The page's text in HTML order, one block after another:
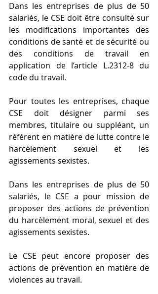
Dans les entreprises de plus de 50
salariés, le CSE doit être consulté sur
les modifications importantes des
conditions de santé et de sécurité ou
des conditions de travail en
application de l’article L.2312-8 du
code du travail.
Pour toutes les entreprises, chaque
CSE doit désigner parmi ses
membres, titulaire ou suppléant, un
référent en matière de lutte contre le
harcèlement sexuel et les
agissements sexistes.
Dans les entreprises de plus de 50
salariés, le CSE a pour mission de
proposer des actions de prévention
du harcèlement moral, sexuel et des
agissements sexistes.
Le CSE peut encore proposer des
actions de prévention en matière de
violences au travail.